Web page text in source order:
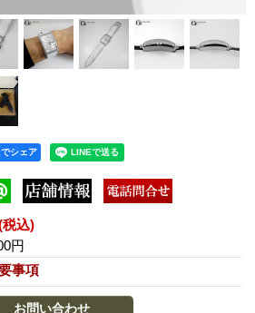
シェア
税込)
円
事項